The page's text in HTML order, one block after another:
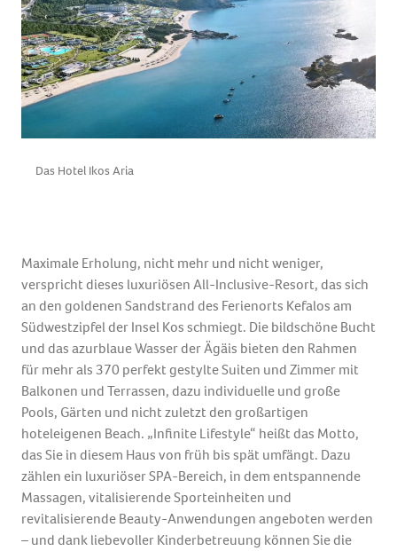
Das Hotel Ikos Aria
Maximale Erholung, nicht mehr und nicht weniger,
verspricht dieses luxuriösen All-Inclusive-Resort, das sich
an den goldenen Sandstrand des Ferienorts Kefalos am
Südwestzipfel der Insel Kos schmiegt. Die bildschöne Bucht
und das azurblaue Wasser der Ägäis bieten den Rahmen
für mehr als 370 perfekt gestylte Suiten und Zimmer mit
Balkonen und Terrassen, dazu individuelle und große
Pools, Gärten und nicht zuletzt den großartigen
hoteleigenen Beach. „Infinite Lifestyle“ heißt das Motto,
das Sie in diesem Haus von früh bis spät umfängt. Dazu
zählen ein luxuriöser SPA-Bereich, in dem entspannende
Massagen, vitalisierende Sporteinheiten und
revitalisierende Beauty-Anwendungen angeboten werden
– und dank liebevoller Kinderbetreuung können Sie die